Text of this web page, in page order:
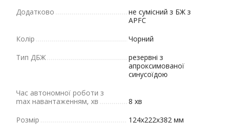
Додатково
не сумісний з БЖ з
APFC
Колір
Чорний
Тип ДБЖ
резервні з
апроксимованої
синусоїдою
Час автономної роботи з
max навантаженням, хв
8 хв
Розмір
124х222х382 мм